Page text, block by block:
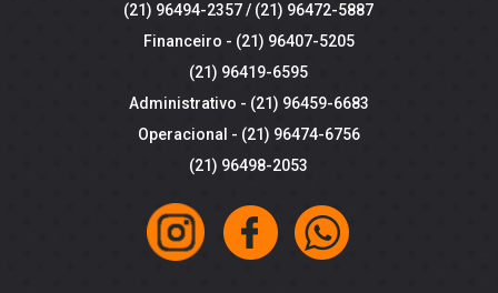
(21) 96494-2357/ (21) 96472-5887
Financeiro - (21) 96407-5205
(21) 96419-6595
Administrativo - (21) 96459-6683
Operacional - (21) 96474-6756
(21) 96498-2053